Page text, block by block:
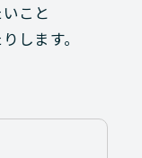
こと
します。